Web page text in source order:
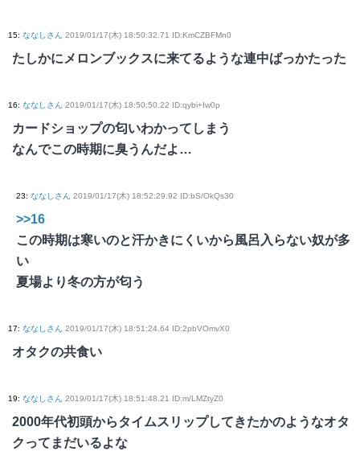
15: ななしさん 2019/01/17(木) 18:50:32.71 ID:KmCZBFMn0
たしかにメロンブックスに来てるような連中ばっかたった
16: ななしさん 2019/01/17(木) 18:50:50.22 ID:qybi+Iw0p
カードショップの匂いわかってしまう
なんでこの時期に臭うんだよ…
23: ななしさん 2019/01/17(木) 18:52:29.92 ID:bS/OkQs30
>>16
この時期は寒いのと汗かきにくいから風呂入らない奴が多
い
夏場より冬の方が匂う
17: ななしさん 2019/01/17(木) 18:51:24.64 ID:2pbVOmvX0
オタクの共食い
19: ななしさん 2019/01/17(木) 18:51:48.21 ID:m/LMZtyZ0
2000年代初頭からタイムスリップしてきたかのようなオタ
クってまだいるよな